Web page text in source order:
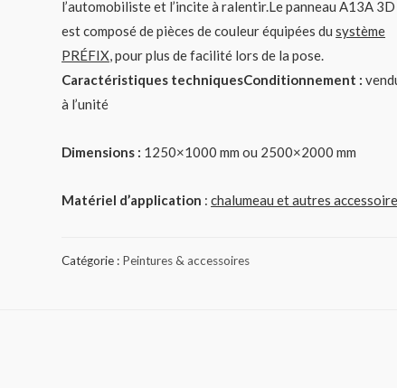
l’automobiliste et l’incite à ralentir.Le panneau A13A 3D
est composé de pièces de couleur équipées dusystème
PRÉFIX, pour plus de facilité lors de la pose.
Caractéristiques techniquesConditionnement :
à l’unité
Dimensions : 1250×1000 mm ou 2500×2000 mm
Matériel d’application :chalumeau et autres
Catégorie : Peintures & accessoires